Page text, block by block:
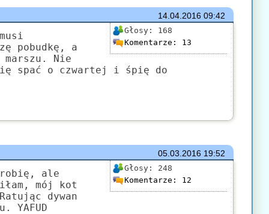
14.04.201609:42
Głosy: 168
Komentarze: 13
pobudkę, a
marszu. Nie
spać o czwartej i śpię do
05.03.201619:52
Głosy: 248
Komentarze: 12
robię, ale
mój kot
dywan
YAFUD